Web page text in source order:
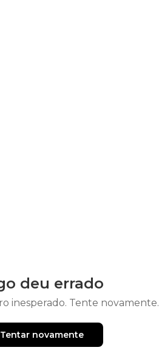
deu errado
inesperado. Tente novamente.
Tentar novamente